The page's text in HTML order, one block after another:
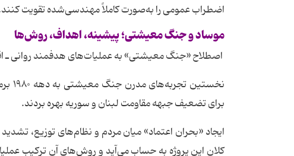
اضطراب عمومی را به‌صورت کاملاً مهندسی‌شده تقویت
موسادوجنگمعیشتی؛پیشینه،اهداف،روشها
اصطلاح «جنگ معیشتی» به عملیات‌های هدفمند روانی ـ
برای تضعیف جبهه مقاومت لبنان و سوریه بهره بردند.
ایجاد «بحران اعتماد» میان مردم و نظام‌های توزیع،
کلان این پروژه به حساب می‌آید و روش‌های آن ترکیب